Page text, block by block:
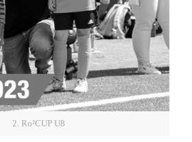
2. Ro²CUP U8